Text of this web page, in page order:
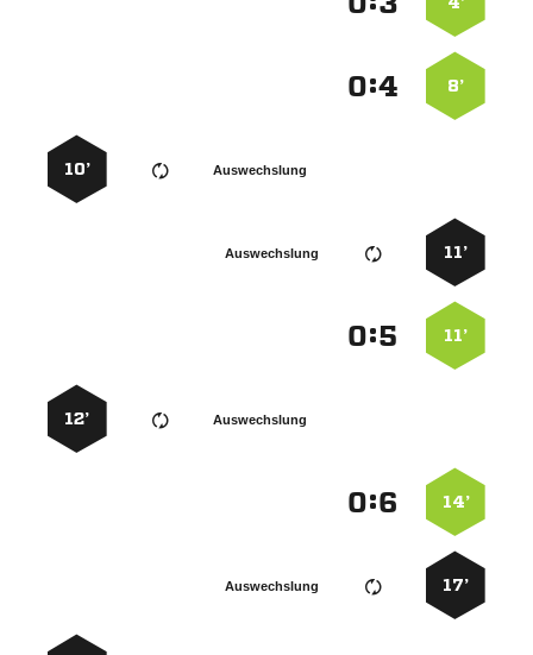
8’
:
Auswechslung
10’
11’
Auswechslung
11’
:
Auswechslung
12’
14’
:
17’
Auswechslung